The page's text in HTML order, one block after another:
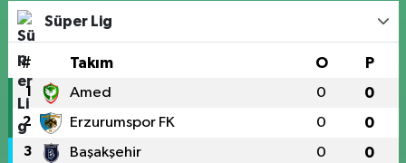
Süper Lig
# Takım O P
1 Amed 0 0
2 Erzurumspor FK 0 0
3 Başakşehir 0 0